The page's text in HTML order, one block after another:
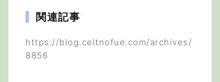
関連記事
https://blog.celtnofue.com/archives/
8856